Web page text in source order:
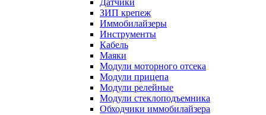
Датчики
ЗИП крепеж
Иммобилайзеры
Инструменты
Кабель
Маяки
Модули моторного отсека
Модули прицепа
Модули релейные
Модули стеклоподъемника
Обходчики иммобилайзера